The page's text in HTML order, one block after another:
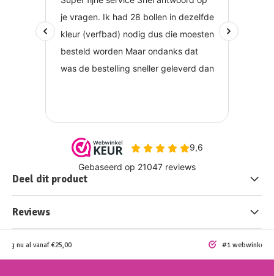
Deel dit product
Reviews
nu al vanaf €25,00 #1 webwinkel